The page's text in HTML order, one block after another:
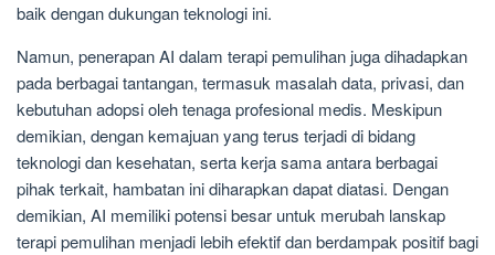
baik dengan dukungan teknologi ini.
Namun, penerapan AI dalam terapi pemulihan juga dihadapkan
pada berbagai tantangan, termasuk masalah data, privasi, dan
kebutuhan adopsi oleh tenaga profesional medis. Meskipun
demikian, dengan kemajuan yang terus terjadi di bidang
teknologi dan kesehatan, serta kerja sama antara berbagai
pihak terkait, hambatan ini diharapkan dapat diatasi. Dengan
demikian, AI memiliki potensi besar untuk merubah lanskap
terapi pemulihan menjadi lebih efektif dan berdampak positif bagi